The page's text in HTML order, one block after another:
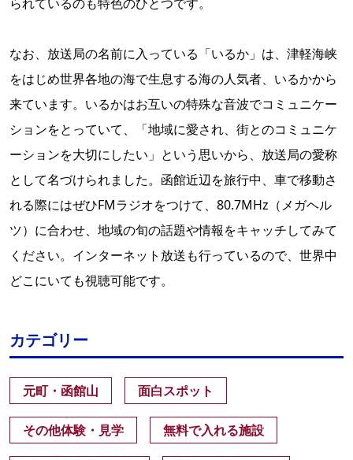
なお、放送局の名前に入っている「いるか」は、津軽海峡
をはじめ世界各地の海で生息する海の人気者、いるかから
来ています。いるかはお互いの特殊な音波でコミュニケー
ションをとっていて、「地域に愛され、街とのコミュニケ
ーションを大切にしたい」という思いから、放送局の愛称
として名づけられました。函館近辺を旅行中、車で移動さ
れる際にはぜひFMラジオをつけて、80.7MHz（メガヘル
ツ）に合わせ、地域の旬の話題や情報をキャッチしてみて
ください。インターネット放送も行っているので、世界中
どこにいても視聴可能です。
カテゴリー
元町・函館山 面白スポット
その他体験・見学 無料で入れる施設